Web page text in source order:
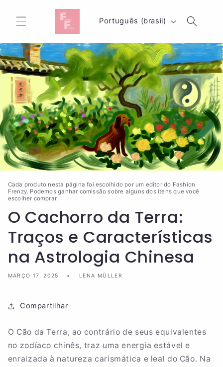
conteúdo
i
o
m
a
Português (brasil)
Cada produto nesta página foi escolhido por um editor do Fashion
Frenzy. Podemos ganhar comissão sobre alguns dos itens que você
escolher comprar.
O Cachorro da Terra:
Traços e Características
na Astrologia Chinesa
MARÇO 17, 2025 LENA MÜLLER
Compartilhar
O Cão da Terra, ao contrário de seus equivalentes
no zodíaco chinês, traz uma energia estável e
enraizada à natureza carismática e leal do Cão. Na